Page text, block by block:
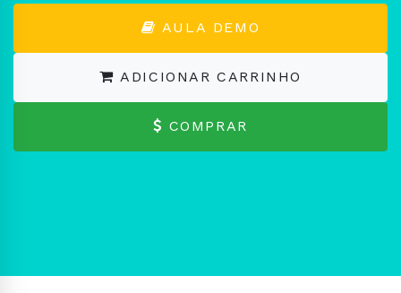
AULA DEMO
ADICIONAR CARRINHO
COMPRAR